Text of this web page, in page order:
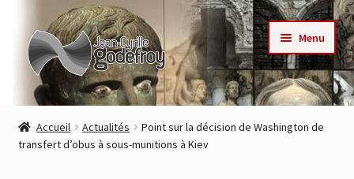
Aller
navigation
Aller
au
contenu
Menu
Accueil
Nos collections
Accueil Actualités
Point sur la décision de Washington de
transfert d’obus à sous-munitions à Kiev